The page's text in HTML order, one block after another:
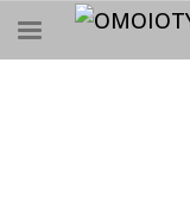
ΑΝΑΖΉΤΗΣΗ